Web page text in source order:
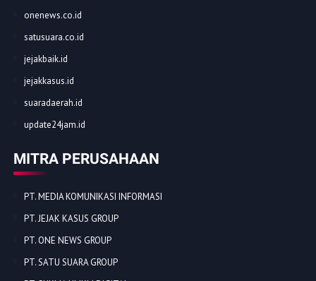
onenews.co.id
satusuara.co.id
jejakbaik.id
jejakkasus.id
suaradaerah.id
update24jam.id
MITRA PERUSAHAAN
PT. MEDIA KOMUNIKASI INFORMASI
PT. JEJAK KASUS GROUP
PT. ONE NEWS GROUP
PT. SATU SUARA GROUP